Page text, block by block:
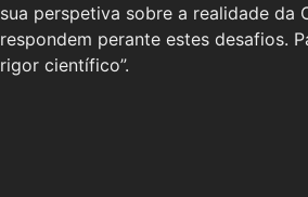
sua perspetiva sobre a realidade da
respondem perante estes desafios.
rigor científico”.